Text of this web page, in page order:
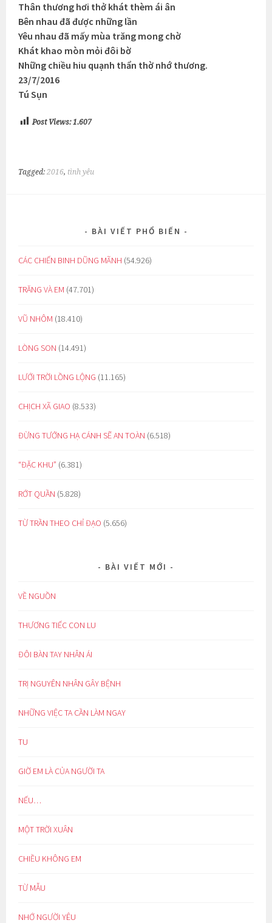
Thân thương hơi thở khát thèm ái ân
Bên nhau đã được những lần
Yêu nhau đã mấy mùa trăng mong chờ
Khát khao mòn mỏi đôi bờ
Những chiều hiu quạnh thẩn thờ nhớ thương.
23/7/2016
Tú Sụn
Post Views: 1.607
Tagged:2016, tình yêu
BÀI VIẾT PHỔ BIẾN
CÁC CHIẾN BINH DŨNG MÃNH (54.926)
TRĂNG VÀ EM (47.701)
VŨ NHÔM (18.410)
LÒNG SON (14.491)
LƯỚI TRỜI LỒNG LỘNG (11.165)
CHỊCH XÃ GIAO (8.533)
ĐỪNG TƯỞNG HẠ CÁNH SẼ AN TOÀN (6.518)
“ĐẶC KHU” (6.381)
RỚT QUẦN (5.828)
TỪ TRẦN THEO CHỈ ĐẠO (5.656)
BÀI VIẾT MỚI
VỀ NGUỒN
THƯƠNG TIẾC CON LU
ĐÔI BÀN TAY NHÂN ÁI
TRỊ NGUYÊN NHÂN GÂY BỆNH
NHỮNG VIỆC TA CẦN LÀM NGAY
TU
GIỜ EM LÀ CỦA NGƯỜI TA
NẾU…
MỘT TRỜI XUÂN
CHIỀU KHÔNG EM
TỪ MẪU
NHỚ NGƯỜI YÊU